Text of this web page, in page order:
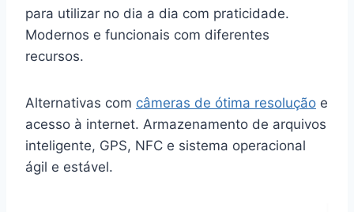
para utilizar no dia a dia com praticidade.
Modernos e funcionais com diferentes
recursos.
Alternativas com câmeras de ótima resolução e
acesso à internet. Armazenamento de arquivos
inteligente, GPS, NFC e sistema operacional
ágil e estável.